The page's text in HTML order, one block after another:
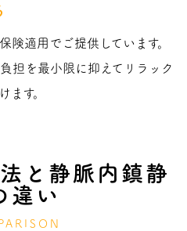
険適用でご提供しています。
担を最小限に抑えてリラック
ます。
と静脈内鎮静
違い